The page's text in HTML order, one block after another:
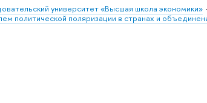
университет «Высшая школа экономики»
политической поляризации в странах и